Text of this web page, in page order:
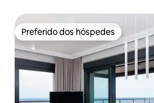
Preferido dos hóspedes
Preferido dos hóspedes